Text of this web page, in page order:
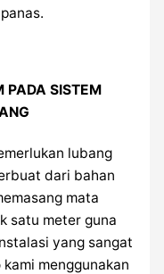
PADA SISTEM
lubang
dari bahan
mata
satu meter guna
yang sangat
menggunakan